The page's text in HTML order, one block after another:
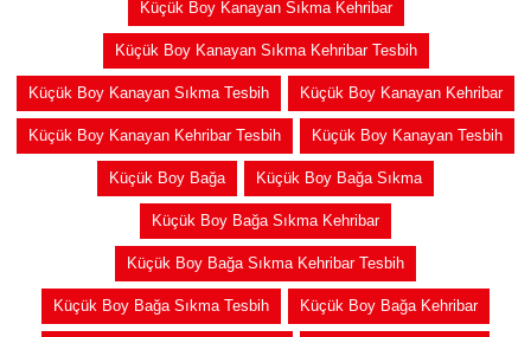
Küçük Boy Kanayan Sıkma Kehribar
Küçük Boy Kanayan Sıkma Kehribar Tesbih
Küçük Boy Kanayan Sıkma Tesbih Küçük Boy Kanayan Kehribar
Küçük Boy Kanayan Kehribar Tesbih Küçük Boy Kanayan Tesbih
Küçük Boy Bağa Küçük Boy Bağa Sıkma
Küçük Boy Bağa Sıkma Kehribar
Küçük Boy Bağa Sıkma Kehribar Tesbih
Küçük Boy Bağa Sıkma Tesbih Küçük Boy Bağa Kehribar